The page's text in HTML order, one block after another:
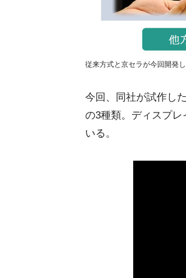
従来方式と京セラが今回開発
今回、同社が試作し
の3種類。ディスプ
いる。